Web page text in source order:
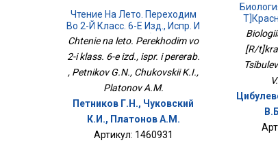
Чтение На Лето. Переходим
Во 2-Й Класс. 6-Е Изд., Испр. И
Перераб.
Chtenie na leto. Perekhodim vo
2-i klass. 6-e izd., ispr. i pererab.
, Petnikov G.N., Chukovskii K.I.,
Platonov A.M.
Петников Г.Н., Чуковский
К.И., Платонов А.М.
Артикул: 1460931
[R/